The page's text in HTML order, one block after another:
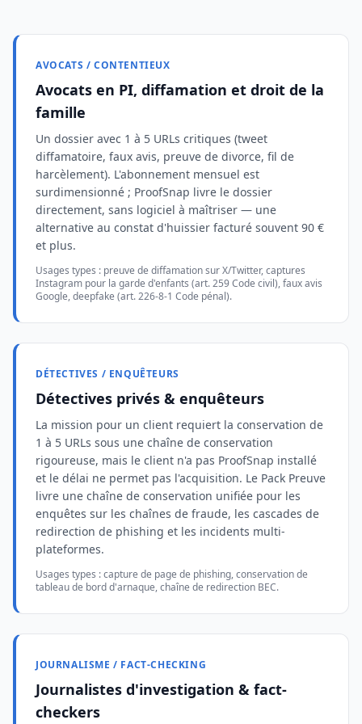
AVOCATS / CONTENTIEUX
Avocats en PI, diffamation et droit de la
famille
Un dossier avec 1 à 5 URLs critiques (tweet
diffamatoire, faux avis, preuve de divorce, fil de
harcèlement). L'abonnement mensuel est
surdimensionné ; ProofSnap livre le dossier
directement, sans logiciel à maîtriser — une
alternative au constat d'huissier facturé souvent 90 €
et plus.
Usages types : preuve de diffamation sur X/Twitter, captures
Instagram pour la garde d'enfants (art. 259 Code civil), faux avis
Google, deepfake (art. 226-8-1 Code pénal).
DÉTECTIVES / ENQUÊTEURS
Détectives privés & enquêteurs
La mission pour un client requiert la conservation de
1 à 5 URLs sous une chaîne de conservation
rigoureuse, mais le client n'a pas ProofSnap installé
et le délai ne permet pas l'acquisition. Le Pack Preuve
livre une chaîne de conservation unifiée pour les
enquêtes sur les chaînes de fraude, les cascades de
redirection de phishing et les incidents multi-
plateformes.
Usages types : capture de page de phishing, conservation de
tableau de bord d'arnaque, chaîne de redirection BEC.
JOURNALISME / FACT-CHECKING
Journalistes d'investigation & fact-
checkers